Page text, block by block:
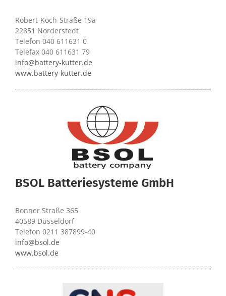
Robert-Koch-Straße 19a
22851 Norderstedt
Telefon 040 611631 0
Telefax 040 611631 79
info@battery-kutter.de
www.battery-kutter.de
BSOL Batteriesysteme GmbH
Bonner Straße 365
40589 Düsseldorf
Telefon 0211 387899-40
info@bsol.de
www.bsol.de